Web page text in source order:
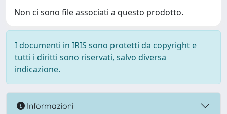
Non ci sono file associati a questo prodotto.
I documenti in IRIS sono protetti da copyright e
tutti i diritti sono riservati, salvo diversa
indicazione.
Informazioni